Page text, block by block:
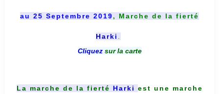
au 25 Septembre 2019, Marche de la fierté
Harki
Cliquez sur la carte
La marche de la fierté Harki est une marche